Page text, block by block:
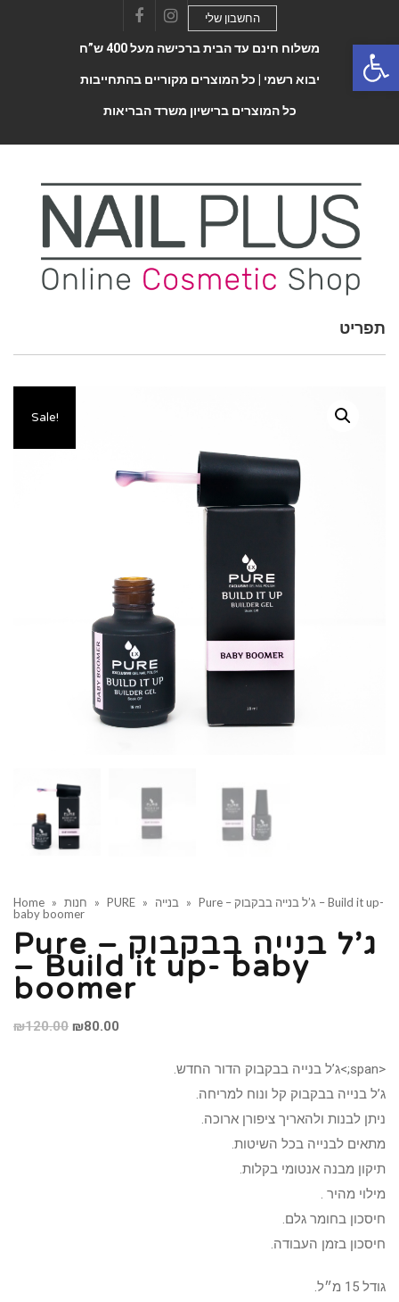
FacebookInstagram
החשבון שלי
משלוח חינם עד הבית ברכישה מעל 400 ש”ח
יבוא רשמי | כל המוצרים מקוריים בהתחייבות
כל המוצרים ברישיון משרד הבריאות
Toggle
תפריט
Sale!
Home » חנות » PURE » בנייה » Pure – ג’ל בנייה בבקבוק – Build it up-
baby boomer
Pure – ג’ל בנייה בבקבוק
– Build it up- baby
boomer
₪120.00 Original
₪80.00
<span;>ג’ל בנייה בבקבוק הדור החדש.
ג’ל בנייה בבקבוק קל ונוח למריחה.
ניתן לבנות ולהאריך ציפורן ארוכה.
מתאים לבנייה בכל השיטות.
תיקון מבנה אנטומי בקלות.
מילוי מהיר .
חיסכון בחומר גלם.
חיסכון בזמן העבודה.
גודל 15 מ״ל.